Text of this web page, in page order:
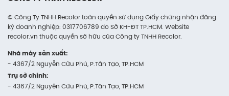
Tính ứng dụng thùng carton đựng bia in
offset
Đóng gói các sản phẩm bia đóng chai, đóng
theo lon.
Phù hợp giao hàng bán lẻ, đơn hàng online
hoặc xuất đi kênh phân phối.
© Công Ty TNHH Recolor toàn quyền sử dụng Giấy chứng nhận đăng
ký doanh nghiệp: 0317706789 do Sở KH-ĐT TP.HCM. Website
recolor.vn thuộc quyền sở hữu của Công ty TNHH Recolor.
Nhà máy sản xuất:
- 4367/2 Nguyễn Cửu Phú, P.Tân Tạo, TP.HCM
Trụ sở chính:
- 4367/2 Nguyễn Cửu Phú, P.Tân Tạo, TP.HCM